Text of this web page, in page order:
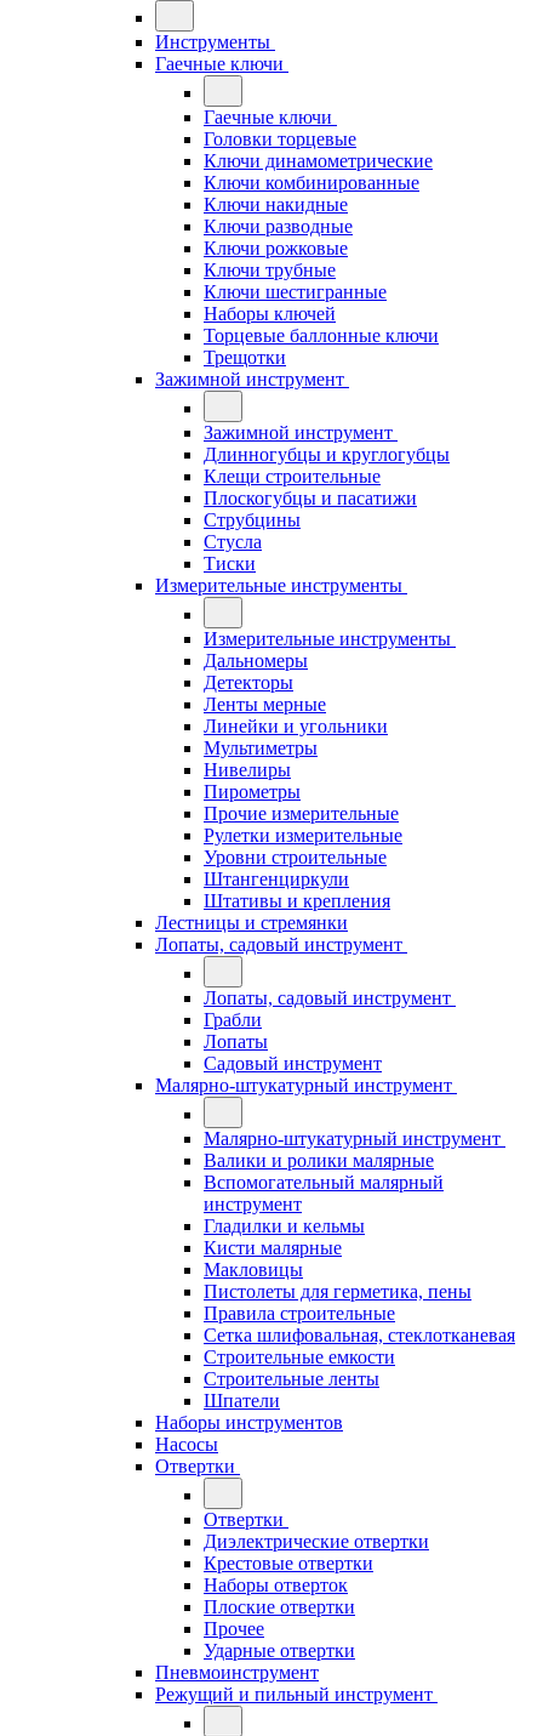
Инструменты
Гаечные ключи
Гаечные ключи
Головки торцевые
Ключи динамометрические
Ключи комбинированные
Ключи накидные
Ключи разводные
Ключи рожковые
Ключи трубные
Ключи шестигранные
Наборы ключей
Торцевые баллонные ключи
Трещотки
Зажимной инструмент
Зажимной инструмент
Длинногубцы и круглогубцы
Клещи строительные
Плоскогубцы и пасатижи
Струбцины
Стусла
Тиски
Измерительные инструменты
Измерительные инструменты
Дальномеры
Детекторы
Ленты мерные
Линейки и угольники
Мультиметры
Нивелиры
Пирометры
Прочие измерительные
Рулетки измерительные
Уровни строительные
Штангенциркули
Штативы и крепления
Лестницы и стремянки
Лопаты, садовый инструмент
Лопаты, садовый инструмент
Грабли
Лопаты
Садовый инструмент
Малярно-штукатурный инструмент
Малярно-штукатурный инструмент
Валики и ролики малярные
Вспомогательный малярный
инструмент
Гладилки и кельмы
Кисти малярные
Макловицы
Пистолеты для герметика, пены
Правила строительные
Сетка шлифовальная, стеклотканевая
Строительные емкости
Строительные ленты
Шпатели
Наборы инструментов
Насосы
Отвертки
Отвертки
Диэлектрические отвертки
Крестовые отвертки
Наборы отверток
Плоские отвертки
Прочее
Ударные отвертки
Пневмоинструмент
Режущий и пильный инструмент